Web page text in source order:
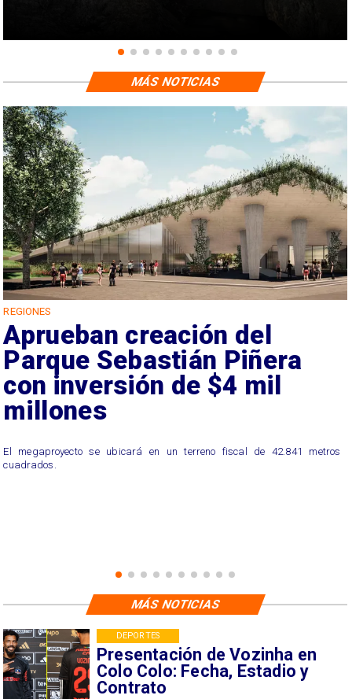
REGIONES
Aprueban creación del
Parque Sebastián Piñera
con inversión de $4 mil
millones
El megaproyecto se ubicará en un terreno fiscal de 42.841 metros
cuadrados.
MÁS NOTICIAS
Presentación de Vozinha en
Colo Colo: Fecha, Estadio y
Contrato
DEPORTES
MÁS NOTICIAS